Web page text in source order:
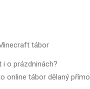
tábor
o prázdninách?
online tábor dělaný přímo